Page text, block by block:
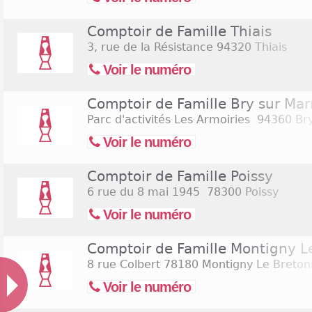
Comptoir de Famille Thiais
3, rue de la Résistance 94320 Thiais
Voir le numéro
Comptoir de Famille Bry sur
Parc d'activités Les Armoiries 94360
Voir le numéro
Comptoir de Famille Poissy
6 rue du 8 mai 1945 78300 Poissy
Voir le numéro
Comptoir de Famille Montigny
8 rue Colbert 78180 Montigny Le
Voir le numéro